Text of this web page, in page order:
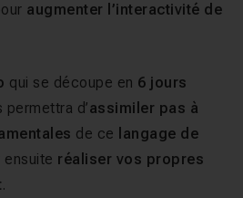
augmenter l’interactivité de
qui se découpe en 6 jours
permettra d’assimiler pas à
de ce
langage de
ensuite réaliser vos propres
.